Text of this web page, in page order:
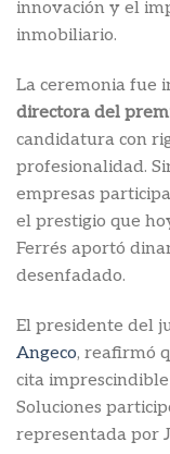
innovación y el
inmobiliario.
La ceremonia fue
directora del
candidatura con
profesionalidad.
empresas
el prestigio que
Ferrés aportó
desenfadado.
El presidente del
Angeco, reafirmó
cita
Soluciones
representada por